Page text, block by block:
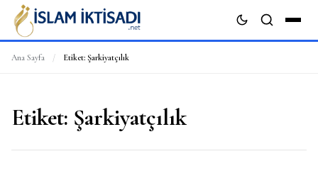
Ana Sayfa / Etiket: Şarkiyatçılık
Etiket: Şarkiyatçılık